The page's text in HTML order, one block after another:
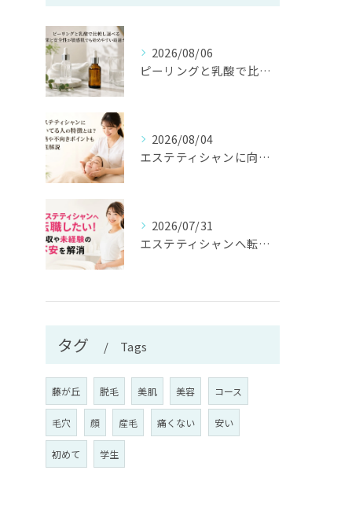
2026/08/06
ピーリングと乳酸で比較し選べる効果と安全性が敏感肌でも始めやすい最適ガイド
2026/08/04
エステティシャンに向いてる人の特徴とは？資格や不向きポイントも徹底解説
2026/07/31
エステティシャンへ転職したい！年収や未経験の不安を解消
タグ Tags
藤が丘 脱毛 美肌 美容 コース
毛穴 顔 産毛 痛くない 安い
初めて 学生